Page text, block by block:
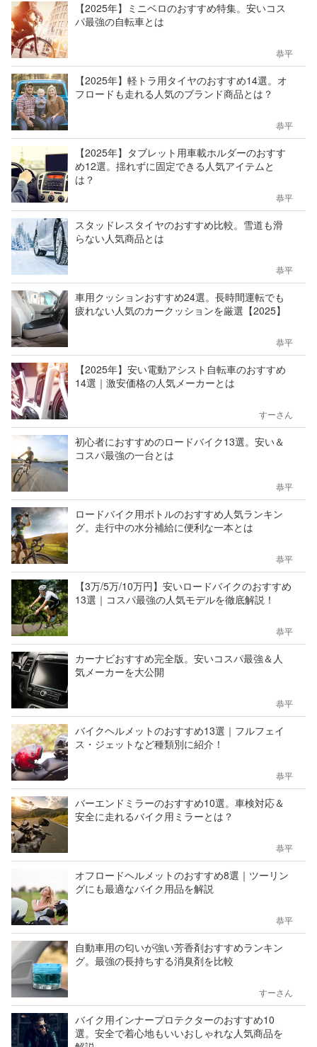
【2025年】ミニベロのおすすめ特集。安いコス
パ最強の自転車とは
恭平
【2025年】軽トラ用タイヤのおすすめ14選。オ
フロードも走れる人気のブランド商品とは？
恭平
【2025年】タブレット用車載ホルダーのおすす
め12選。揺れずに固定できる人気アイテムと
は？
恭平
スタッドレスタイヤのおすすめ比較。雪道も滑
らない人気商品とは
恭平
車用クッションおすすめ24選。長時間運転でも
疲れない人気のカークッションを厳選【2025】
恭平
【2025年】安い電動アシスト自転車のおすすめ
14選｜激安価格の人気メーカーとは
すーさん
初心者におすすめのロードバイク13選。安い＆
コスパ最強の一台とは
恭平
ロードバイク用ボトルのおすすめ人気ランキン
グ。走行中の水分補給に便利な一本とは
恭平
【3万/5万/10万円】安いロードバイクのおすすめ
13選｜コスパ最強の人気モデルを徹底解説！
恭平
カーナビおすすめ完全版。安いコスパ最強＆人
気メーカーを大公開
恭平
バイクヘルメットのおすすめ13選｜フルフェイ
ス・ジェットなど種類別に紹介！
恭平
バーエンドミラーのおすすめ10選。車検対応＆
安全に走れるバイク用ミラーとは？
恭平
オフロードヘルメットのおすすめ8選｜ツーリン
グにも最適なバイク用品を解説
恭平
自動車用の匂いが強い芳香剤おすすめランキン
グ。最強の長持ちする消臭剤を比較
すーさん
バイク用インナープロテクターのおすすめ10
選。安全で着心地もいいおしゃれな人気商品を